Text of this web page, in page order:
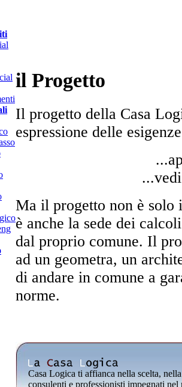
il Progetto
Il progetto della Casa
espressione delle
Ma il progetto non è solo
è anche la sede dei
dal proprio comune. Il
ad un geometra, un
di andare in comune a
norme.
Casa Logica ti affianca nella scelta,
consulenti e professionisti impegnati